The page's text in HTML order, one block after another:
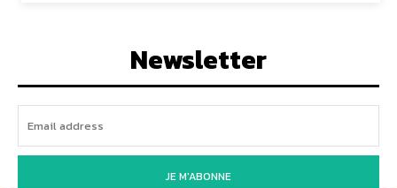
Newsletter
JE M'ABONNE